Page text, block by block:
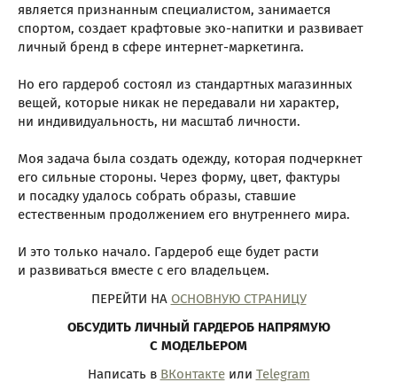
является признанным специалистом, занимается
спортом, создает крафтовые эко-напитки и развивает
личный бренд в сфере интернет-маркетинга.
Но его гардероб состоял из стандартных магазинных
вещей, которые никак не передавали ни характер,
ни индивидуальность, ни масштаб личности.
Моя задача была создать одежду, которая подчеркнет
его сильные стороны. Через форму, цвет, фактуры
и посадку удалось собрать образы, ставшие
естественным продолжением его внутреннего мира.
И это только начало. Гардероб еще будет расти
и развиваться вместе с его владельцем.
ПЕРЕЙТИ НА ОСНОВНУЮ СТРАНИЦУ
ОБСУДИТЬ ЛИЧНЫЙ ГАРДЕРОБ НАПРЯМУЮ
С МОДЕЛЬЕРОМ
Написать в ВКонтактеили Telegram